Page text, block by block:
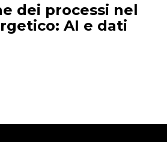
dei processi nel
AI e dati